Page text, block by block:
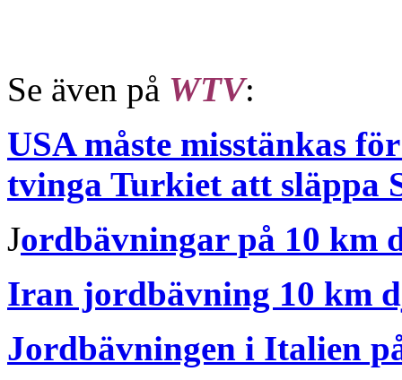
Se även på WTV:
USA måste misstänkas
tvinga Turkiet att släppa
Jordbävningar på 10 km
Iran jordbävning 10 km
Jordbävningen i Italien